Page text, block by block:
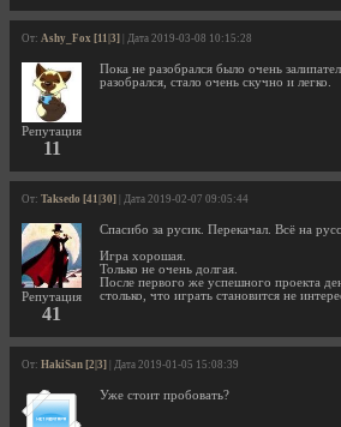
От: Ashy_Fox [11|3] | Дата 2019-03-08 10:15:28
Репутация
11
Пока не разобрался было очень
разобрался, стало очень скучно и легко.
От: Taksedo [41|30] | Дата 2019-02-07 09:05:44
Репутация
41
Спасибо за русик. Перекачал. Всё на
Игра хорошая.
Только не очень долгая.
После первого же успешного проекта
столько, что играть становится не
От: HakiSan [2|3] | Дата 2019-01-05 15:08:39
Уже стоит пробовать?